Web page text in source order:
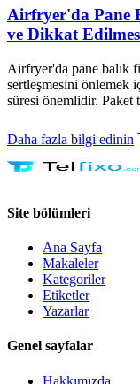
Airfryer'da Pane
ve Dikkat
Airfryer'da pane balık
sertleşmesini önlemek
süresi önemlidir. Paket
Daha fazla bilgi edinin
Site bölümleri
Ana Sayfa
Makaleler
Kategoriler
Etiketler
Yazarlar
Genel sayfalar
Hakkımızda